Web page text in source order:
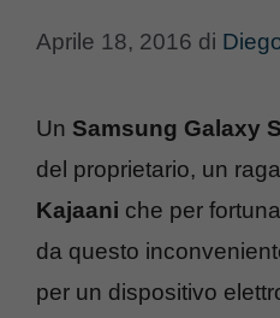
Aprile 18, 2016 di
Un Samsung Galaxy
del proprietario, un
Kajaani che per
da questo
per un dispositivo